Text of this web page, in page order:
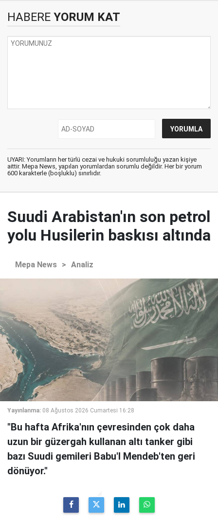
HABERE YORUM KAT
UYARI: Yorumların her türlü cezai ve hukuki sorumluluğu yazan kişiye
aittir. Mepa News, yapılan yorumlardan sorumlu değildir. Her bir yorum
600 karakterle (boşluklu) sınırlıdır.
Suudi Arabistan'ın son petrol
yolu Husilerin baskısı altında
Mepa News > Analiz
Yayınlanma: 08 Ağustos 2026 Cumartesi 16:28
"Bu hafta Afrika'nın çevresinden çok daha
uzun bir güzergah kullanan altı tanker gibi
bazı Suudi gemileri Babu'l Mendeb'ten geri
dönüyor."